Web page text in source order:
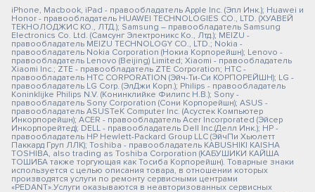
iPhone, Macbook, iPad - правообладатель Apple Inc. (Эпл Инк.); Huawei и
Honor - правообладатель HUAWEI TECHNOLOGIES CO., LTD. (ХУАВЕЙ
ТЕКНОЛОДЖИС КО., ЛТД.); Samsung – правообладатель Samsung
Electronics Co. Ltd. (Самсунг Электроникс Ко., Лтд.); MEIZU -
правообладатель MEIZU TECHNOLOGY CO., LTD.; Nokia -
правообладатель Nokia Corporation (Нокиа Корпорейшн); Lenovo -
правообладатель Lenovo (Beijing) Limited; Xiaomi - правообладатель
Xiaomi Inc.; ZTE - правообладатель ZTE Corporation; HTC -
правообладатель HTC CORPORATION (Эйч-Ти-Си КОРПОРЕЙШН); LG -
правообладатель LG Corp. (ЭлДжи Корп.); Philips - правообладатель
Koninklijke Philips N.V. (Конинклийке Филипс Н.В.); Sony -
правообладатель Sony Corporation (Сони Корпорейшн); ASUS -
правообладатель ASUSTeK Computer Inc. (Асустек Компьютер
Инкорпорейшн); ACER - правообладатель Acer Incorporated (Эйсер
Инкорпорейтед); DELL - правообладатель Dell Inc.(Делл Инк.); HP -
правообладатель HP Hewlett-Packard Group LLC (ЭйчПи Хьюлетт
Паккард Груп ЛЛК); Toshiba - правообладатель KABUSHIKI KAISHA
TOSHIBA, also trading as Toshiba Corporation (КАБУШИКИ КАЙША
ТОШИБА также торгующая как Тосиба Корпорейшн). Товарные знаки
используется с целью описания товара, в отношении которых
производятся услуги по ремонту сервисными центрами
«PEDANT».Услуги оказываются в неавторизованных сервисных